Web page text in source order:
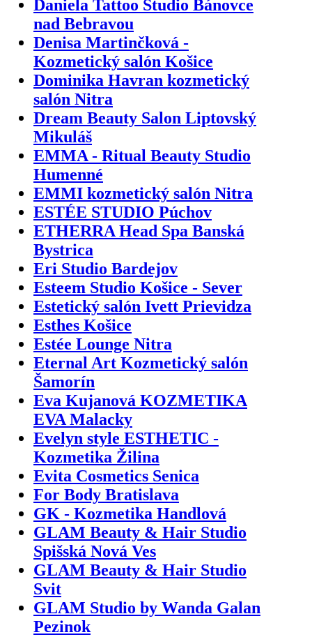
Daniela Tattoo Studio Bánovce
nad Bebravou
Denisa Martinčková -
Kozmetický salón Košice
Dominika Havran kozmetický
salón Nitra
Dream Beauty Salon Liptovský
Mikuláš
EMMA - Ritual Beauty Studio
Humenné
EMMI kozmetický salón Nitra
ESTÉE STUDIO Púchov
ETHERRA Head Spa Banská
Bystrica
Eri Studio Bardejov
Esteem Studio Košice - Sever
Estetický salón Ivett Prievidza
Esthes Košice
Estée Lounge Nitra
Eternal Art Kozmetický salón
Šamorín
Eva Kujanová KOZMETIKA
EVA Malacky
Evelyn style ESTHETIC -
Kozmetika Žilina
Evita Cosmetics Senica
For Body Bratislava
GK - Kozmetika Handlová
GLAM Beauty & Hair Studio
Spišská Nová Ves
GLAM Beauty & Hair Studio
Svit
GLAM Studio by Wanda Galan
Pezinok